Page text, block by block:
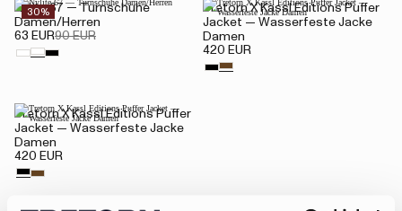
30%
Nylite 67 — Turnschuhe
Damen/Herren
63 EUR90 EUR
Tretorn X Kassl Editions Puffer
Jacket — Wasserfeste Jacke
Damen
420 EUR
Tretorn X Kassl Editions Puffer
Jacket — Wasserfeste Jacke
Damen
420 EUR